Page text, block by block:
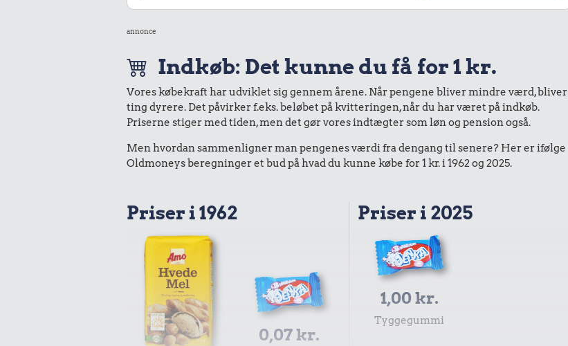
annonce
Indkøb: Det kunne du få for 1 kr.
Vores købekraft har udviklet sig gennem årene. Når pengene bliver mindre værd, bliver
ting dyrere. Det påvirker f.eks. beløbet på kvitteringen, når du har været på indkøb.
Priserne stiger med tiden, men det gør vores indtægter som løn og pension også.
Men hvordan sammenligner man pengenes værdi fra dengang til senere? Her er ifølge
Oldmoneys beregninger et bud på hvad du kunne købe for 1 kr. i 1962 og 2025.
Priser i 1962
0,07 kr.
Priser i 2025
1,00 kr.
Tyggegummi